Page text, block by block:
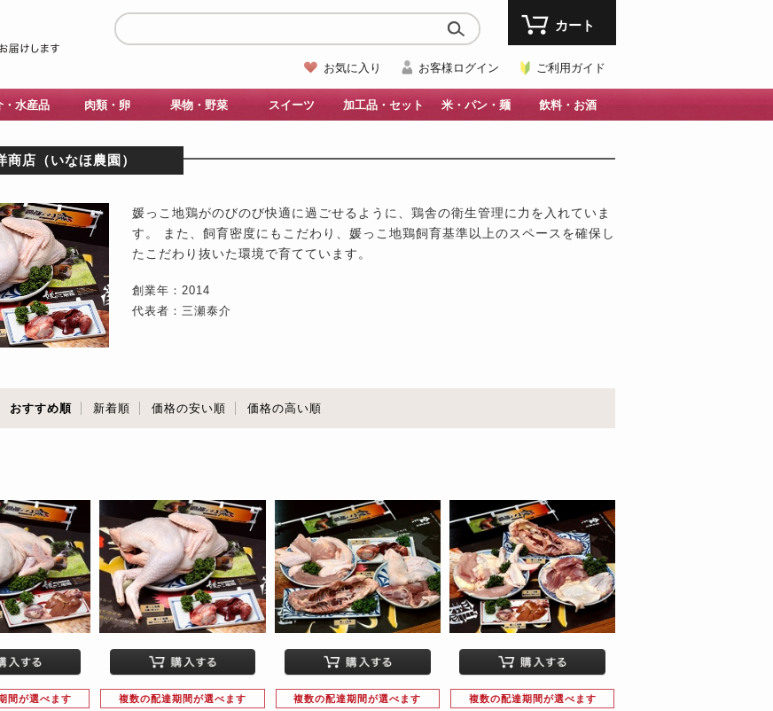
お気に入り お客様ログイン ご利用ガイド
カート
・水産品 肉類・卵 果物・野菜 スイーツ 加工品・セット 米・パン・麺 飲料・お酒
商店（いなほ農園）
媛っこ地鶏がのびのび快適に過ごせるように、鶏舎の衛生管理に力を入れていま
す。 また、飼育密度にもこだわり、媛っこ地鶏飼育基準以上のスペースを確保し
たこだわり抜いた環境で育てています。
創業年：2014
代表者：三瀬泰介
おすすめ順 新着順 価格の安い順 価格の高い順
間が選べます 複数の配達期間が選べます 複数の配達期間が選べます 複数の配達期間が選べます